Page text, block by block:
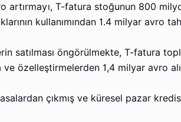
T-fatura stoğunun 800
kullanımından 1.4 milyar avro
satılması öngörülmekte, T-fatura
özelleştirmelerden 1,4 milyar avro
çıkmış ve küresel pazar